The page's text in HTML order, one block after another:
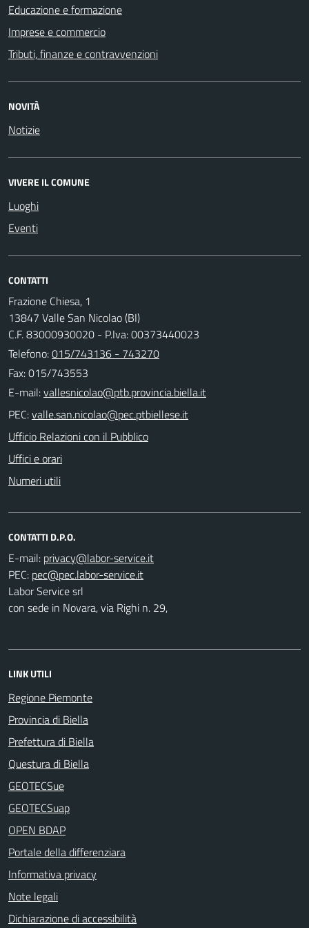
Educazione e formazione
Imprese e commercio
Tributi, finanze e contravvenzioni
NOVITÀ
Notizie
VIVERE IL COMUNE
Luoghi
Eventi
CONTATTI
Frazione Chiesa, 1
13847 Valle San Nicolao (BI)
C.F. 83000930020 - P.Iva: 00373440023
Telefono:015/743136 - 743270
Fax: 015/743553
E-mail:
PEC:
Ufficio Relazioni con il Pubblico
Uffici e orari
Numeri utili
CONTATTI D.P.O.
E-mail:
PEC:
Labor Service srl
con sede in Novara, via Righi n. 29,
LINK UTILI
Regione Piemonte
Provincia di Biella
Prefettura di Biella
Questura di Biella
GEOTECSue
GEOTECSuap
OPEN BDAP
Portale della differenziara
Informativa privacy
Note legali
Dichiarazione di accessibilità